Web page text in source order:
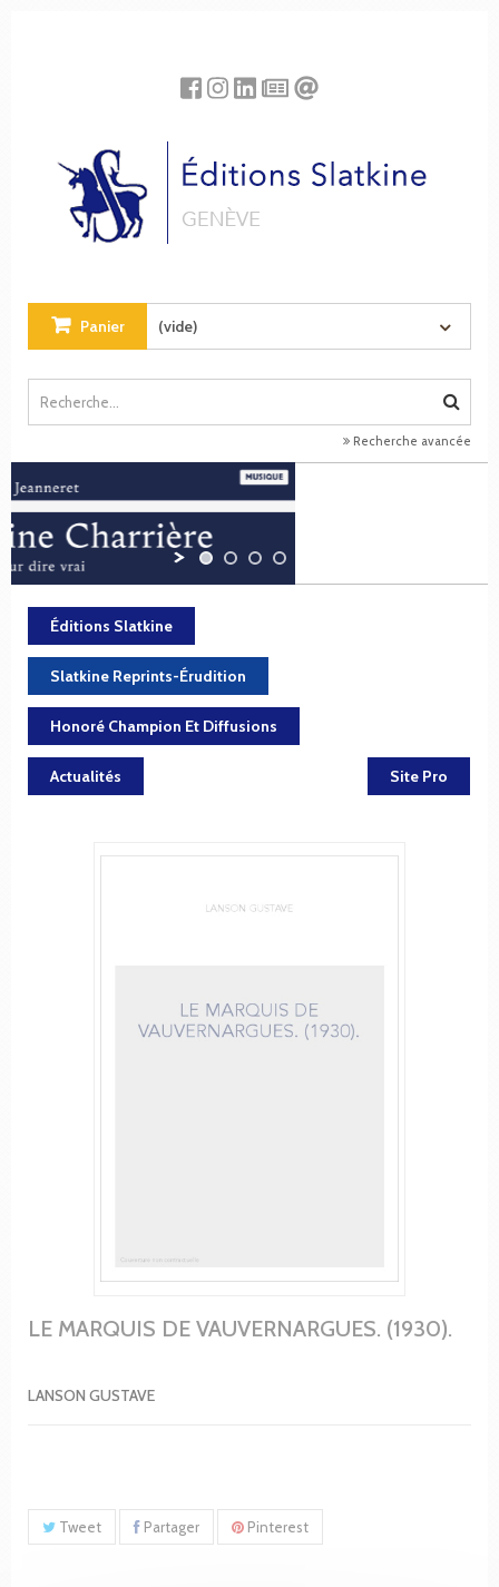
Panier (vide)
Recherche avancée
Éditions Slatkine
Slatkine Reprints-Érudition
Honoré Champion Et Diffusions
Actualités Site Pro
LE MARQUIS DE VAUVERNARGUES. (1930).
LANSON GUSTAVE
Tweet Partager Pinterest